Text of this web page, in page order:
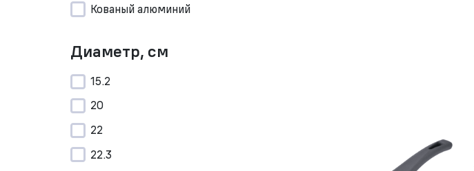
Кованый алюминий
Диаметр, см
15.2
20
22
22.3